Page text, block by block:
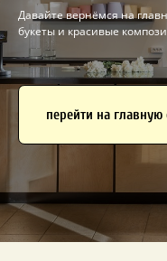
Давайте вернёмся на
букеты и красивые
перейти на главную